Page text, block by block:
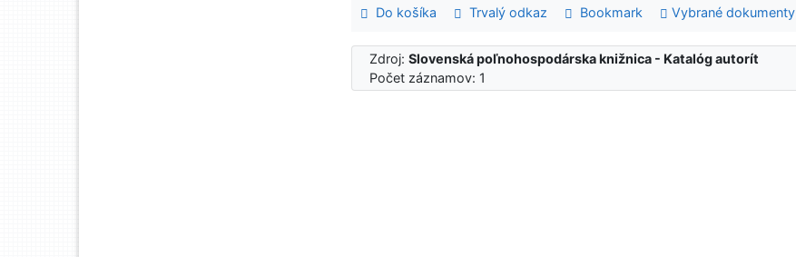
Do košíka Trvalý odkaz Bookmark Vybrané dokumenty
Zdroj:Slovenská poľnohospodárska knižnica - Katalóg autorít
Počet záznamov: 1